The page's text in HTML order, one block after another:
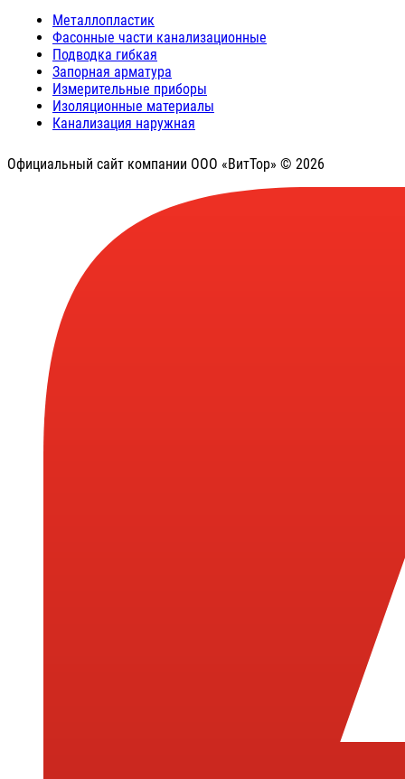
Металлопластик
Фасонные части канализационные
Подводка гибкая
Запорная арматура
Измерительные приборы
Изоляционные материалы
Канализация наружная
Официальный сайт компании ООО «ВитТор» © 2026